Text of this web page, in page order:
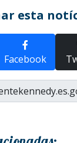
esta
Facebook